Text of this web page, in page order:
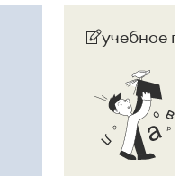
учебное